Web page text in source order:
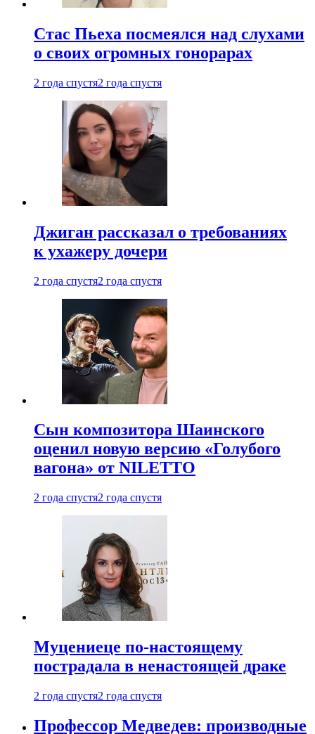
Стас Пьеха посмеялся над слухами
о своих огромных гонорарах
2 года спустя2 года спустя
Джиган рассказал о требованиях
к ухажеру дочери
2 года спустя2 года спустя
Сын композитора Шаинского
оценил новую версию «Голубого
вагона» от NILETTO
2 года спустя2 года спустя
Муцениеце по-настоящему
пострадала в ненастоящей драке
2 года спустя2 года спустя
Профессор Медведев: производные